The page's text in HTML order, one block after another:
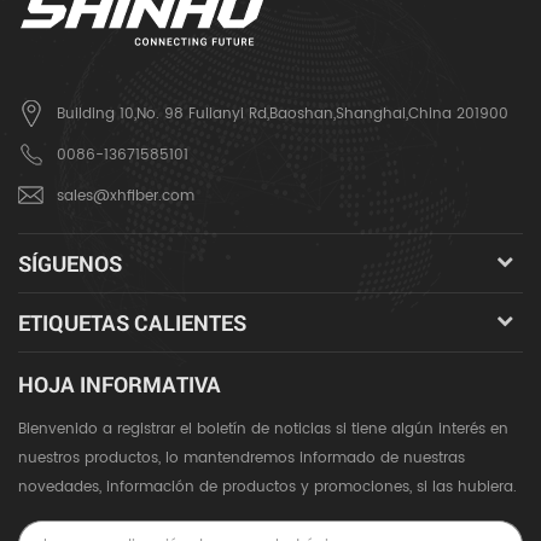
Building 10,No. 98 Fulianyi Rd,Baoshan,Shanghai,China 201900
0086-13671585101
sales@xhfiber.com
SÍGUENOS
ETIQUETAS CALIENTES
HOJA INFORMATIVA
Bienvenido a registrar el boletín de noticias si tiene algún interés en
nuestros productos, lo mantendremos informado de nuestras
novedades, información de productos y promociones, si las hubiera.